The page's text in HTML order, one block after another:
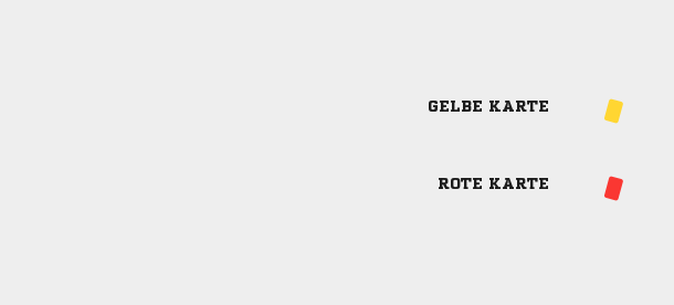
GELBE KARTE
ROTE KARTE